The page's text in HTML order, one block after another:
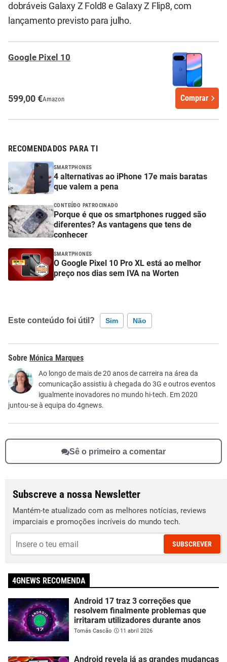
dobráveis Galaxy Z Fold8 e Galaxy Z Flip8, com
lançamento previsto para julho.
Google Pixel 10
599,00 €Amazon Comprar
RECOMENDADOS PARA TI
SMARTPHONES
4 alternativas ao iPhone 17e mais baratas
que valem a pena
CONTEÚDO PATROCINADO
Porque é que os smartphones rugged são
diferentes? As vantagens que tens de
conhecer
SMARTPHONES
O Google Pixel 10 Pro XL está ao melhor
preço nos dias sem IVA na Worten
Este conteúdo foi útil? Sim Não
Este conteúdo contém informação incorreta
Este conteúdo não tem a informação que procuro
Outro
Mónica Marques
Ao longo de mais de 20 anos de carreira na área da
comunicação assistiu à chegada do 3G e outros eventos
igualmente inovadores no mundo hi-tech. Em 2020
juntou-se à equipa do 4gnews.
Sê o primeiro a comentar
Subscreve a nossa Newsletter
Mantém-te atualizado com as melhores notícias, reviews
imparciais e promoções incríveis do mundo tech.
SUBSCREVER
4GNEWS RECOMENDA
Android 17 traz 3 correções que
resolvem finalmente problemas que
irritaram utilizadores durante anos
Tomás Cascão 11 abril 2026
Android revela já as grandes mudanças